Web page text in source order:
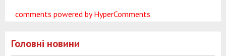
comments powered by HyperComments
Головні новини